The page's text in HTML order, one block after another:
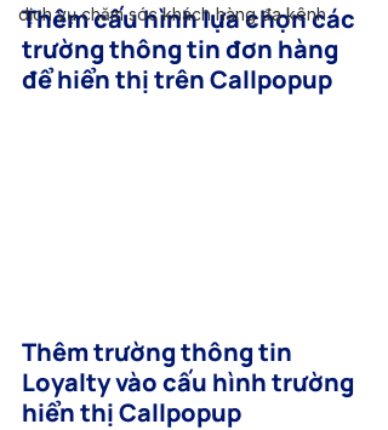
dịch vụ chăm sóc khách hàng đa kênh
Thêm cấu hình lựa chọn các
trường thông tin đơn hàng
để hiển thị trên Callpopup
Thêm trường thông tin
Loyalty vào cấu hình trường
hiển thị Callpopup